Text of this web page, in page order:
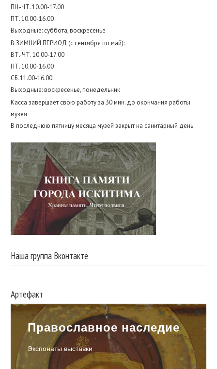
ПН.-ЧТ. 10.00-17.00
ПТ. 10.00-16.00
Выходные: суббота, воскресенье
В ЗИМНИЙ ПЕРИОД (с сентября по май):
ВТ.-ЧТ. 10.00-17.00
ПТ. 10.00-16.00
СБ. 11.00-16.00
Выходные: воскресенье, понедельник
Касса завершает свою работу за 30 мин. до окончания работы
музея
В последнюю пятницу месяца музей закрыт на санитарный день
Наша группа Вконтакте
Артефакт
Православное наследие
Экспонаты выставки